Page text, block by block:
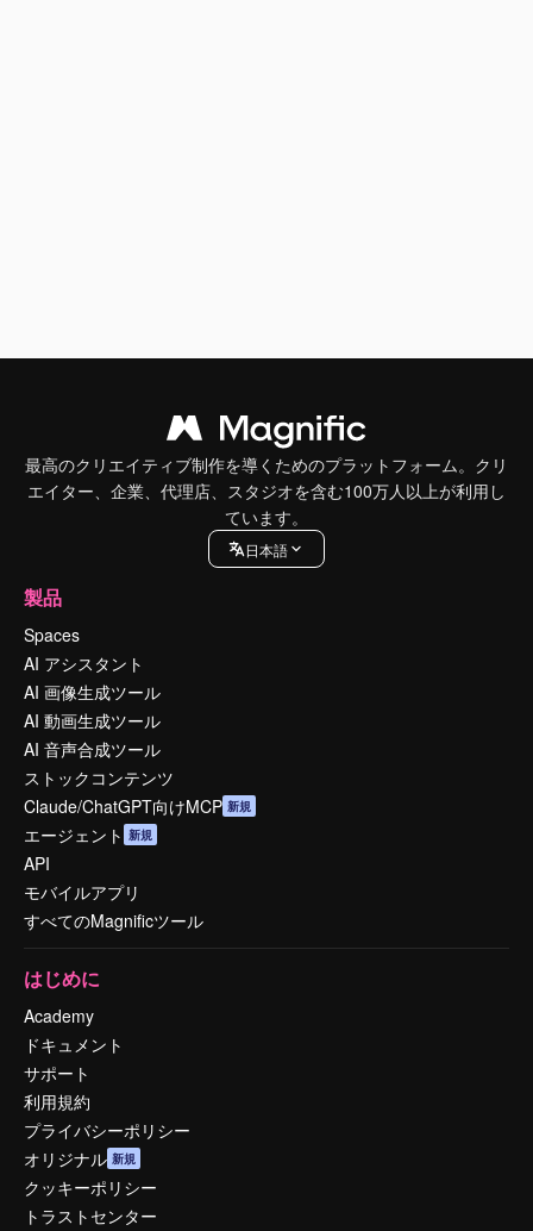
最高のクリエイティブ制作を導くためのプラットフォーム。クリ
エイター、企業、代理店、スタジオを含む100万人以上が利用し
ています。
日本語
製品
Spaces
AI アシスタント
AI 画像生成ツール
AI 動画生成ツール
AI 音声合成ツール
ストックコンテンツ
Claude/ChatGPT向けMCP 新規
エージェント 新規
API
モバイルアプリ
すべてのMagnificツール
はじめに
Academy
ドキュメント
サポート
利用規約
プライバシーポリシー
オリジナル 新規
クッキーポリシー
トラストセンター